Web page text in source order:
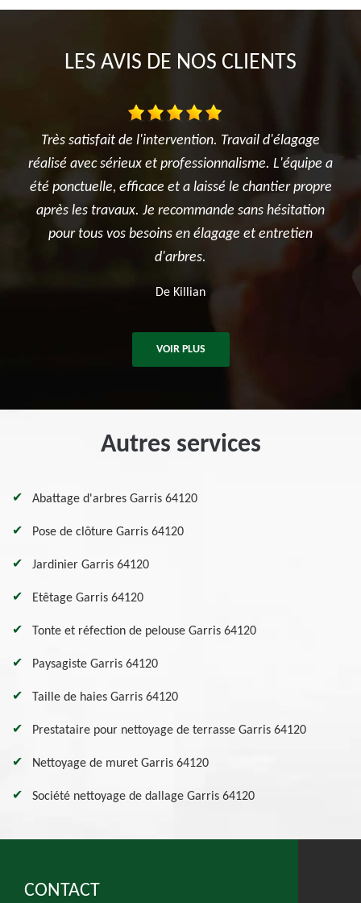
LES AVIS DE NOS CLIENTS
a
Je suis ravi des travaux réalisés dans mon jardin entre
l'élagage du cerisier, l'entretien des rosiers, la tonte
et surtout le terrassement et la création du jardin
potager. Je recommande sincèrement cette
entreprise.
VOIR PLUS
Autres services
Abattage d'arbres Garris 64120
Pose de clôture Garris 64120
Jardinier Garris 64120
Etêtage Garris 64120
Tonte et réfection de pelouse Garris 64120
Paysagiste Garris 64120
Taille de haies Garris 64120
Prestataire pour nettoyage de terrasse Garris 64120
Nettoyage de muret Garris 64120
Société nettoyage de dallage Garris 64120
CONTACT